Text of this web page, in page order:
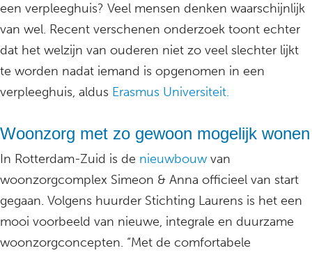
een verpleeghuis? Veel mensen denken waarschijnlijk
van wel. Recent verschenen onderzoek toont echter
dat het welzijn van ouderen niet zo veel slechter lijkt
te worden nadat iemand is opgenomen in een
verpleeghuis, aldus Erasmus Universiteit.
Woonzorg met zo gewoon mogelijk wonen
In Rotterdam-Zuid is de nieuwbouw van
woonzorgcomplex Simeon & Anna officieel van start
gegaan. Volgens huurder Stichting Laurens is het een
mooi voorbeeld van nieuwe, integrale en duurzame
woonzorgconcepten. “Met de comfortabele